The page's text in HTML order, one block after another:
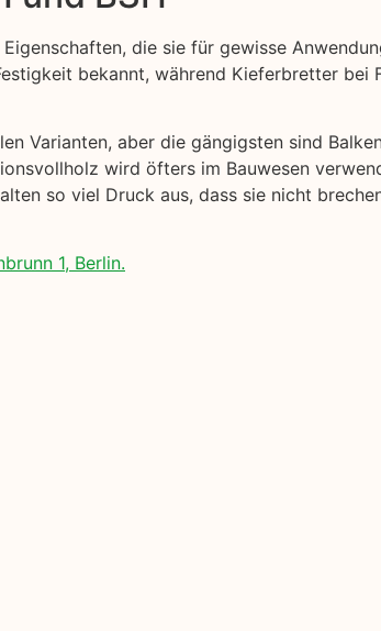
die sie für gewisse
bekannt, während Kieferbretter bei
Varianten, aber die gängigsten sind
wird öfters im Bauwesen
so viel Druck aus, dass sie nicht
1, Berlin.